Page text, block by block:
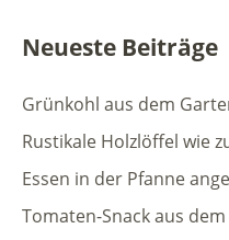
Neueste Beiträge
Grünkohl aus dem
Rustikale Holzlöffel wie
Essen in der Pfanne
Tomaten-Snack aus